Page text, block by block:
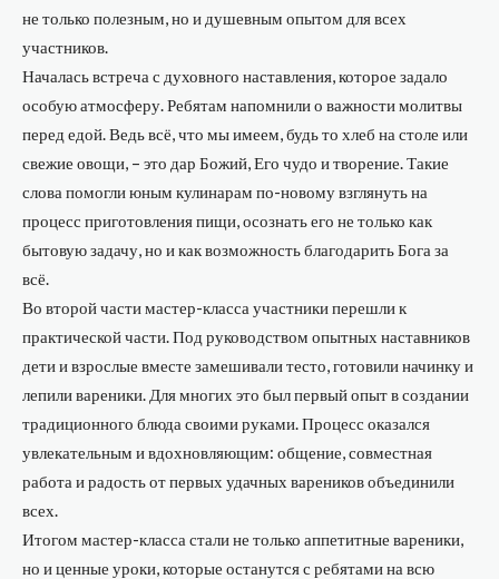
не только полезным, но и душевным опытом для всех
участников.
Началась встреча с духовного наставления, которое задало
особую атмосферу. Ребятам напомнили о важности молитвы
перед едой. Ведь всё, что мы имеем, будь то хлеб на столе или
свежие овощи, – это дар Божий, Его чудо и творение. Такие
слова помогли юным кулинарам по-новому взглянуть на
процесс приготовления пищи, осознать его не только как
бытовую задачу, но и как возможность благодарить Бога за
всё.
Во второй части мастер-класса участники перешли к
практической части. Под руководством опытных наставников
дети и взрослые вместе замешивали тесто, готовили начинку и
лепили вареники. Для многих это был первый опыт в создании
традиционного блюда своими руками. Процесс оказался
увлекательным и вдохновляющим: общение, совместная
работа и радость от первых удачных вареников объединили
всех.
Итогом мастер-класса стали не только аппетитные вареники,
но и ценные уроки, которые останутся с ребятами на всю